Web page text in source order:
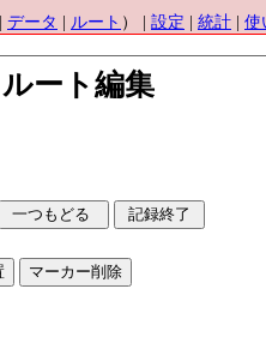
データ ルート ） | 設定 統計 使
ート編集